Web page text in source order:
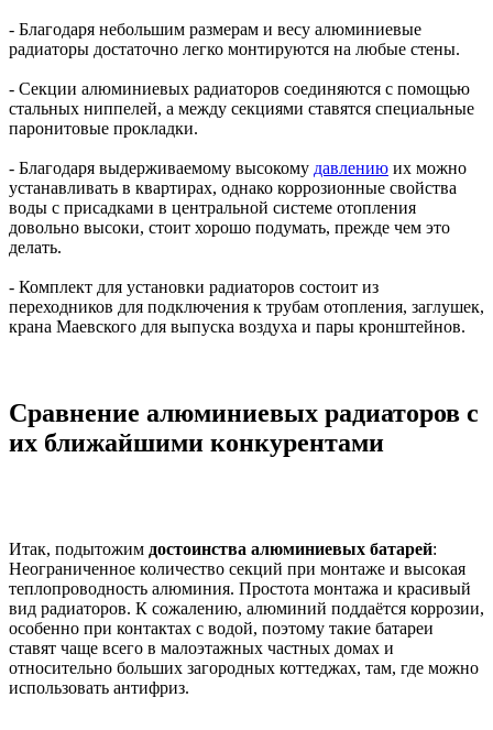
- Благодаря небольшим размерам и весу алюминиевые
радиаторы достаточно легко монтируются на любые стены.
- Секции алюминиевых радиаторов соединяются с помощью
стальных ниппелей, а между секциями ставятся специальные
паронитовые прокладки.
- Благодаря выдерживаемому высокому давлению их можно
устанавливать в квартирах, однако коррозионные свойства
воды с присадками в центральной системе отопления
довольно высоки, стоит хорошо подумать, прежде чем это
делать.
- Комплект для установки радиаторов состоит из
переходников для подключения к трубам отопления, заглушек,
крана Маевского для выпуска воздуха и пары кронштейнов.
Сравнение алюминиевых радиаторов с
их ближайшими конкурентами
Итак, подытожим достоинства алюминиевых батарей:
Неограниченное количество секций при монтаже и высокая
теплопроводность алюминия. Простота монтажа и красивый
вид радиаторов. К сожалению, алюминий поддаётся коррозии,
особенно при контактах с водой, поэтому такие батареи
ставят чаще всего в малоэтажных частных домах и
относительно больших загородных коттеджах, там, где можно
использовать антифриз.